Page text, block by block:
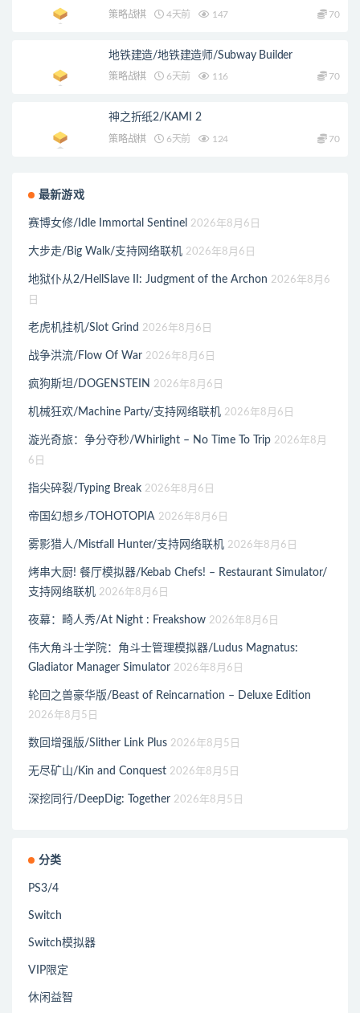
策略战棋 4天前 147 70
地铁建造/地铁建造师/Subway Builder
策略战棋 6天前 116 70
神之折纸2/KAMI 2
策略战棋 6天前 124 70
最新游戏
赛博女修/Idle Immortal Sentinel 2026年8月6日
大步走/Big Walk/支持网络联机 2026年8月6日
地狱仆从2/HellSlave II: Judgment of the Archon 2026年8月6
日
老虎机挂机/Slot Grind 2026年8月6日
战争洪流/Flow Of War 2026年8月6日
疯狗斯坦/DOGENSTEIN 2026年8月6日
机械狂欢/Machine Party/支持网络联机 2026年8月6日
漩光奇旅：争分夺秒/Whirlight – No Time To Trip 2026年8月
6日
指尖碎裂/Typing Break 2026年8月6日
帝国幻想乡/TOHOTOPIA 2026年8月6日
雾影猎人/Mistfall Hunter/支持网络联机 2026年8月6日
烤串大厨! 餐厅模拟器/Kebab Chefs! – Restaurant Simulator/
支持网络联机 2026年8月6日
夜幕：畸人秀/At Night : Freakshow 2026年8月6日
伟大角斗士学院：角斗士管理模拟器/Ludus Magnatus:
Gladiator Manager Simulator 2026年8月6日
轮回之兽豪华版/Beast of Reincarnation – Deluxe Edition
2026年8月5日
数回增强版/Slither Link Plus 2026年8月5日
无尽矿山/Kin and Conquest 2026年8月5日
深挖同行/DeepDig: Together 2026年8月5日
分类
PS3/4
Switch
Switch模拟器
VIP限定
休闲益智